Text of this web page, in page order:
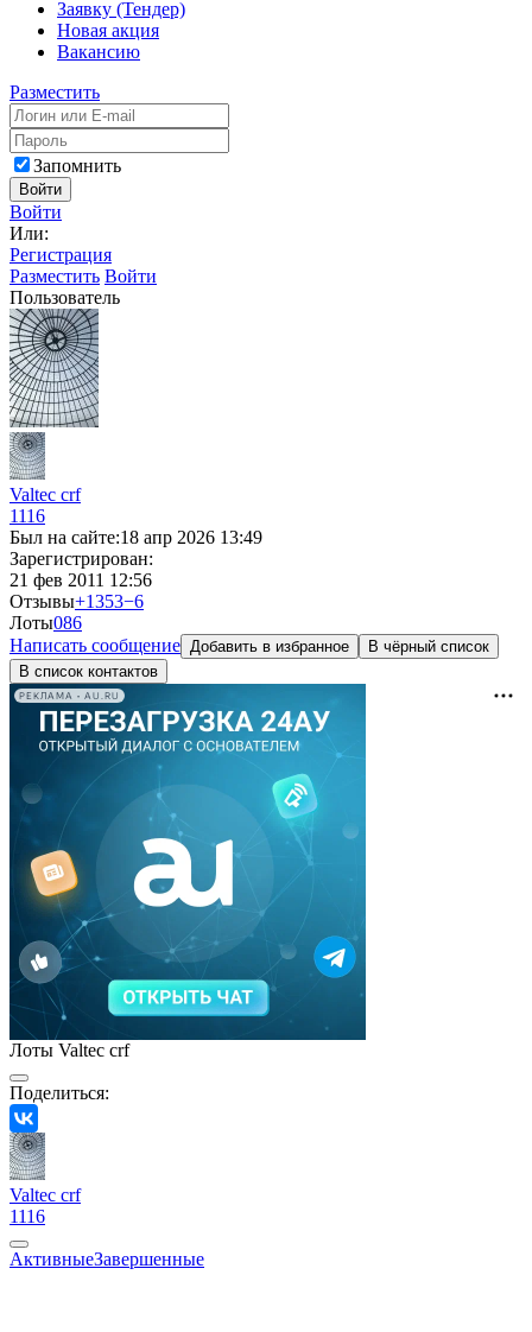
Заявку (Тендер)
Новая акция
Вакансию
Разместить
Запомнить
Войти
Войти
Или:
Регистрация
Разместить Войти
Пользователь
Valtec crf
1116
Был на сайте:18 апр 2026 13:49
Зарегистрирован:
21 фев 2011 12:56
Отзывы+1353−6
Лоты086
Написать сообщение Добавить в избранное
В чёрный список
В список контактов
РЕКЛАМА • AU.RU
Лоты Valtec crf
Поделиться:
Valtec crf
1116
АктивныеЗавершенные